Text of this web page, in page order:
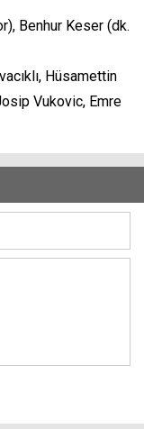
Benhur Keser (dk.
Hüsamettin
Vukovic, Emre